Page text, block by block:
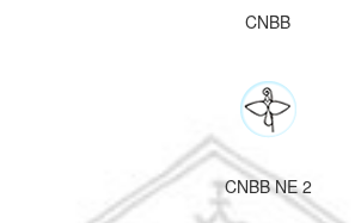
CNBB
CNBB NE 2